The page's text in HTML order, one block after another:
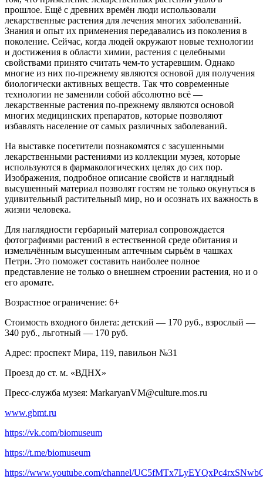
прошлое. Ещё с древних времён люди использовали
лекарственные растения для лечения многих заболеваний.
Знания и опыт их применения передавались из поколения в
поколение. Сейчас, когда людей окружают новые технологии
и достижения в области химии, растения с целебными
свойствами принято считать чем-то устаревшим. Однако
многие из них по-прежнему являются основой для получения
биологически активных веществ. Так что современные
технологии не заменили собой абсолютно всё —
лекарственные растения по-прежнему являются основой
многих медицинских препаратов, которые позволяют
избавлять население от самых различных заболеваний.
На выставке посетители познакомятся с засушенными
лекарственными растениями из коллекции музея, которые
используются в фармакологических целях до сих пор.
Изображения, подробное описание свойств и наглядный
высушенный материал позволят гостям не только окунуться в
удивительный растительный мир, но и осознать их важность в
жизни человека.
Для наглядности гербарный материал сопровождается
фотографиями растений в естественной среде обитания и
измельчённым высушенным аптечным сырьём в чашках
Петри. Это поможет составить наиболее полное
представление не только о внешнем строении растения, но и о
его аромате.
Возрастное ограничение: 6+
Стоимость входного билета: детский — 170 руб., взрослый —
340 руб., льготный — 170 руб.
Адрес: проспект Мира, 119, павильон №31
Проезд до ст. м. «ВДНХ»
Пресс-служба музея: MarkaryanVM@culture.mos.ru
www.gbmt.ru
https://vk.com/biomuseum
https://t.me/biomuseum
https://www.youtube.com/channel/